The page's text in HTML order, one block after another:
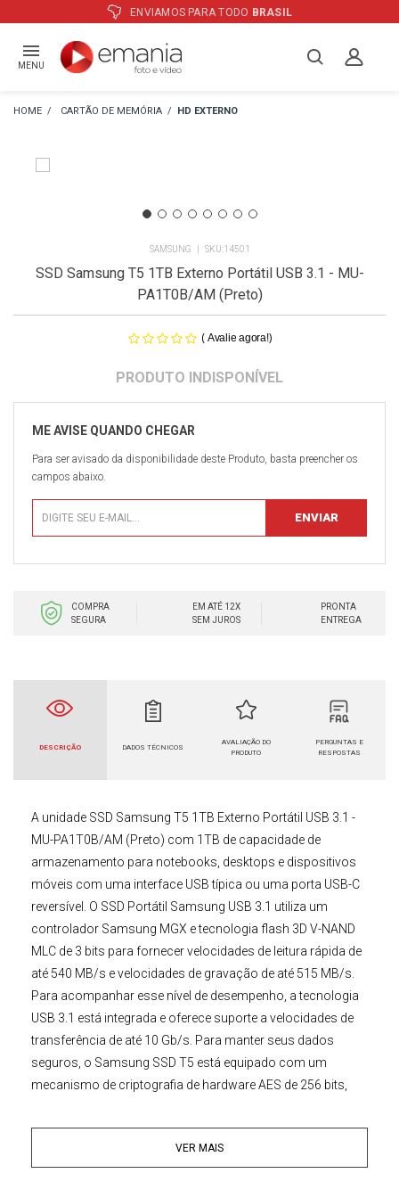
ENVIAMOS PARA TODO BRASIL
MENU
CARTÃO DE MEMÓRIA HD EXTERNO
SAMSUNG 14501
SSD Samsung T5 1TB Externo Portátil USB 3.1 - MU-
PA1T0B/AM (Preto)
( Avalie agora!)
Para ser avisado da disponibilidade deste Produto, basta preencher os
campos abaixo.
COMPRA
SEGURA
EM ATÉ 12X
SEM JUROS
PRONTA
ENTREGA
DESCRIÇÃO DADOS TÉCNICOS
AVALIAÇÃO DO
PRODUTO
PERGUNTAS E
RESPOSTAS
A unidade SSD Samsung T5 1TB Externo Portátil USB 3.1 -
MU-PA1T0B/AM (Preto) com 1TB de capacidade de
armazenamento para notebooks, desktops e dispositivos
móveis com uma interface USB típica ou uma porta USB-C
reversível. O SSD Portátil Samsung USB 3.1 utiliza um
controlador Samsung MGX e tecnologia flash 3D V-NAND
MLC de 3 bits para fornecer velocidades de leitura rápida de
até 540 MB/s e velocidades de gravação de até 515 MB/s.
Para acompanhar esse nível de desempenho, a tecnologia
USB 3.1 está integrada e oferece suporte a velocidades de
transferência de até 10 Gb/s. Para manter seus dados
seguros, o Samsung SSD T5 está equipado com um
mecanismo de criptografia de hardware AES de 256 bits,
proteções, aSamsunginclui um cabo USB-A para USB-C e
um Cabo UUSB-C para USB-C , para que você possa usar a
VER MAIS